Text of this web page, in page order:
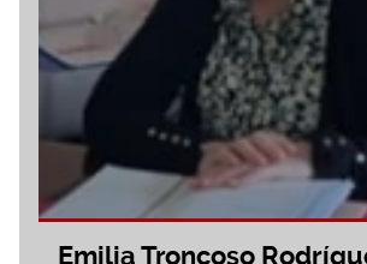
Emilia Troncoso